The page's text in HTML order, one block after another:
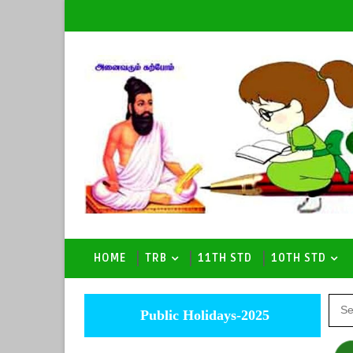
HOME TRB 11TH STD 10TH STD
Public Holidays-2025